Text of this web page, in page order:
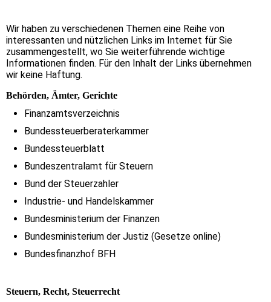
Wir haben zu verschiedenen Themen eine Reihe von
interessanten und nützlichen Links im Internet für Sie
zusammengestellt, wo Sie weiter­füh­rende wichtige
Informationen finden. Für den Inhalt der Links übernehmen
wir keine Haftung.
Behörden, Ämter, Gerichte
Finanzamtsverzeichnis
Bundessteuerberaterkammer
Bundessteuerblatt
Bundeszentralamt für Steuern
Bund der Steuerzahler
Industrie- und Handelskammer
Bundesministerium der Finanzen
Bundesministerium der Justiz (Gesetze online)
Bundesfinanzhof BFH
Steuern, Recht, Steuerrecht